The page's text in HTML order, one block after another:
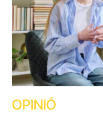
OPINIÓ